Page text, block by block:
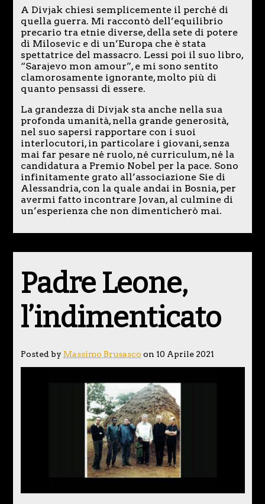
A Divjak chiesi semplicemente il perché di
quella guerra. Mi raccontò dell’equilibrio
precario tra etnie diverse, della sete di potere
di Milosevic e di un’Europa che è stata
spettatrice del massacro. Lessi poi il suo libro,
“Sarajevo mon amour”, e mi sono sentito
clamorosamente ignorante, molto più di
quanto pensassi di essere.
La grandezza di Divjak sta anche nella sua
profonda umanità, nella grande generosità,
nel suo sapersi rapportare con i suoi
interlocutori, in particolare i giovani, senza
mai far pesare né ruolo, né curriculum, né la
candidatura a Premio Nobel per la pace. Sono
infinitamente grato all’associazione Sie di
Alessandria, con la quale andai in Bosnia, per
avermi fatto incontrare Jovan, al culmine di
un’esperienza che non dimenticherò mai.
Padre Leone,
l’indimenticato
Posted by Massimo Brusasco on 10 Aprile 2021